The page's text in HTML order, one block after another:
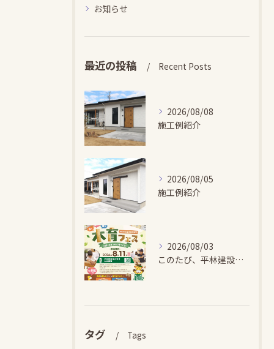
お知らせ
最近の投稿 Recent Posts
2026/08/08
施工例紹介
2026/08/05
施工例紹介
2026/08/03
このたび、平林建設では、お子さまが木とふれあい・木について学...
タグ Tags